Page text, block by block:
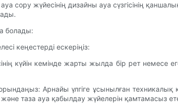
сору жүйесінің дизайны ауа сүзгісінің
болады:
кеңестерді ескеріңіз:
күйін кемінде жарты жылда бір рет немесе
Арнайы үлгіге ұсынылған техникалық
таза ауа қабылдау жүйелерін қамтамасыз